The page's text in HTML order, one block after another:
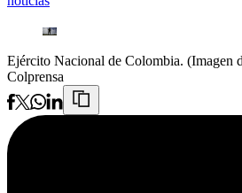
Ejército Nacional de Colombia. (Imagen
Colprensa